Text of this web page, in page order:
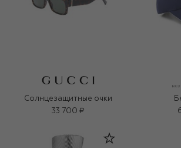
Солнцезащитные очки
33 700 ₽